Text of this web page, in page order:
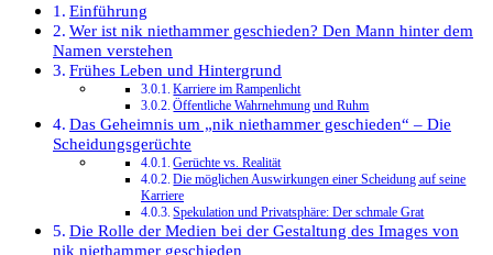
Einführung
Wer ist nik niethammer geschieden? Den Mann hinter dem
Namen verstehen
Frühes Leben und Hintergrund
Karriere im Rampenlicht
Öffentliche Wahrnehmung und Ruhm
Das Geheimnis um „nik niethammer geschieden“ – Die
Scheidungsgerüchte
Gerüchte vs. Realität
Die möglichen Auswirkungen einer Scheidung auf seine
Karriere
Spekulation und Privatsphäre: Der schmale Grat
Die Rolle der Medien bei der Gestaltung des Images von
nik niethammer geschieden